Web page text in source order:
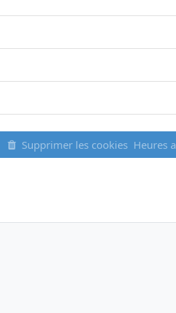
Supprimer les cookies Heures